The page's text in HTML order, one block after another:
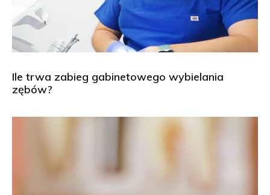
Ile trwa zabieg gabinetowego wybielania
zębów?